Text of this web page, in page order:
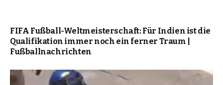
FIFA Fußball-Weltmeisterschaft: Für Indien ist die
Qualifikation immer noch ein ferner Traum |
Fußballnachrichten